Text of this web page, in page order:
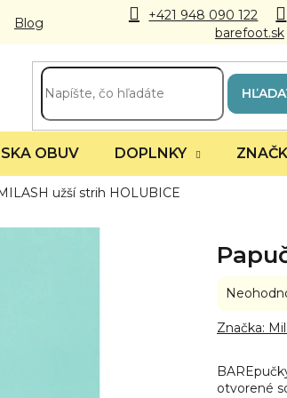
+421 948 090 122
barefoot.sk
Blog
OBUV DOPLNKY
užší strih HOLUBICE
otvorené
produktu
z
5
Značka: